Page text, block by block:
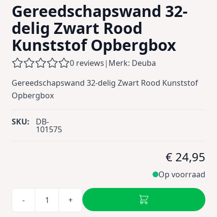
Gereedschapswand 32-
delig Zwart Rood
Kunststof Opbergbox
0 reviews| Merk: Deuba
Gereedschapswand 32-delig Zwart Rood Kunststof
Opbergbox
SKU: DB-
101575
€ 24,95
Op voorraad
- +